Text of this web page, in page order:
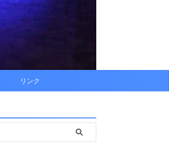
リンク